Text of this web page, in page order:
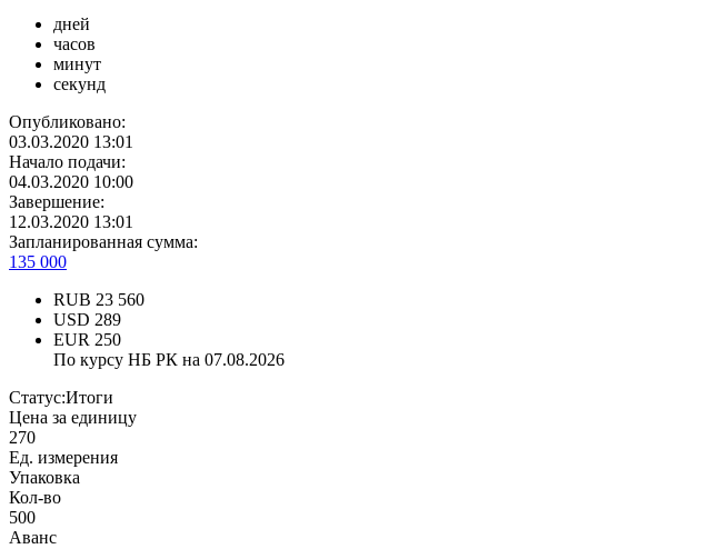
дней
часов
минут
секунд
Опубликовано:
03.03.2020 13:01
Начало подачи:
04.03.2020 10:00
Завершение:
12.03.2020 13:01
Запланированная сумма:
135 000
RUB 23 560
USD 289
EUR 250
По курсу НБ РК на 07.08.2026
Статус:Итоги
Цена за единицу
270
Ед. измерения
Упаковка
Кол-во
500
Аванс